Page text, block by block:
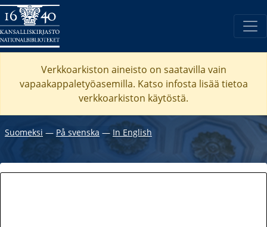
Verkkoarkiston aineisto on saatavilla vain
vapaakappaletyöasemilla. Katso infosta lisää tietoa
verkkoarkiston käytöstä.
Suomeksi ― På svenska ― In English